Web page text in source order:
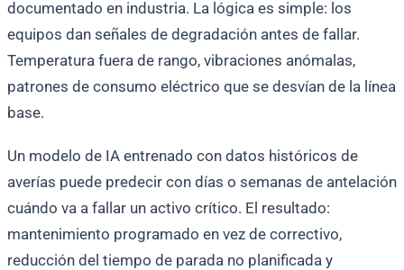
documentado en industria. La lógica es simple: los
equipos dan señales de degradación antes de fallar.
Temperatura fuera de rango, vibraciones anómalas,
patrones de consumo eléctrico que se desvían de la línea
base.
Un modelo de IA entrenado con datos históricos de
averías puede predecir con días o semanas de antelación
cuándo va a fallar un activo crítico. El resultado:
mantenimiento programado en vez de correctivo,
reducción del tiempo de parada no planificada y